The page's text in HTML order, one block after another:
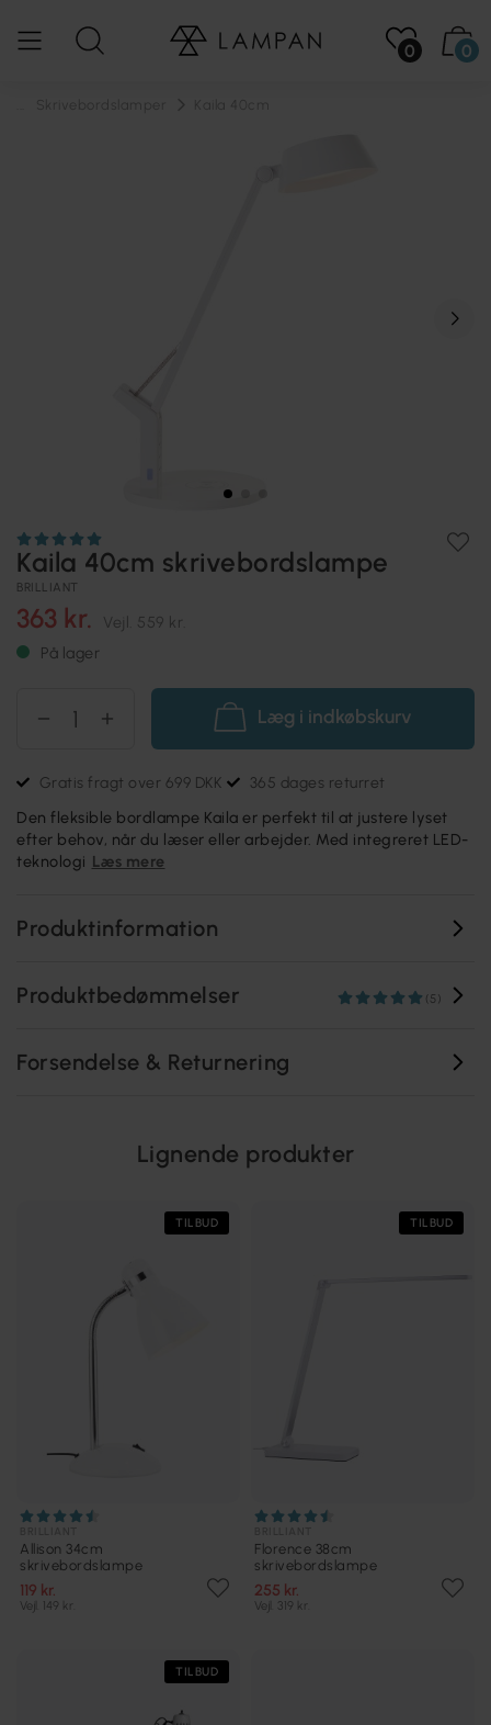
0 0
Kaila 40cm skrivebordslampe
BRILLIANT
363 kr. Vejl. 559 kr.
På lager
Læg i indkøbskurv
Gratis fragt over 699 DKK 365 dages returret
Den fleksible bordlampe Kaila er perfekt til at justere lyset
efter behov, når du læser eller arbejder. Med integreret LED-
teknologi Læs mere
Produktinformation
Produktbedømmelser (5)
Forsendelse & Returnering
Lignende produkter
TILBUD
Allison 34cm
skrivebordslampe
119 kr.
Vejl. 149 kr.
TILBUD
Florence 38cm
skrivebordslampe
255 kr.
Vejl. 319 kr.
TILBUD